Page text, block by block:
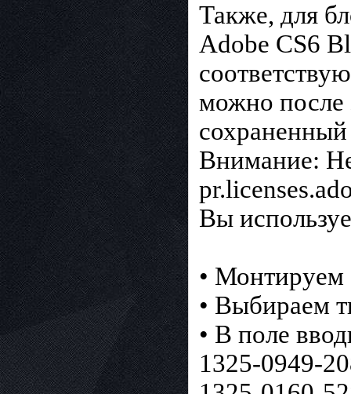
Также, для
Adobe CS6
можно после
Внимание:
Вы
• Монтируем
• Выбираем
• В поле
1325-0949-